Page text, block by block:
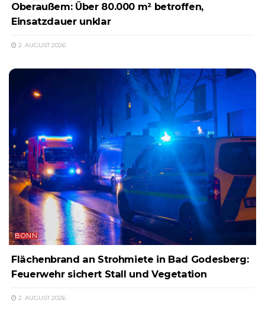
Oberaußem: Über 80.000 m² betroffen,
Einsatzdauer unklar
2. AUGUST 2026
BONN
Flächenbrand an Strohmiete in Bad Godesberg:
Feuerwehr sichert Stall und Vegetation
2. AUGUST 2026